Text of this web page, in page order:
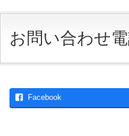
お問い合わせ電
Facebook